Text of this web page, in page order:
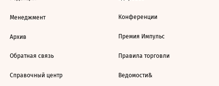
Менеджмент
Архив
Обратная связь
Справочный центр
Конференции
Премия Импульс
Правила торговли
Ведомости&